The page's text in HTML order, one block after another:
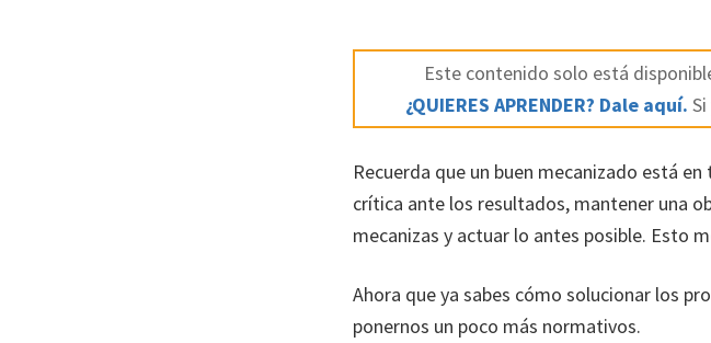
Este contenido solo está
¿QUIERES APRENDER? Dale aquí.
Recuerda que un buen mecanizado está
crítica ante los resultados, mantener una
mecanizas y actuar lo antes posible. Esto
Ahora que ya sabes cómo solucionar los
ponernos un poco más normativos.